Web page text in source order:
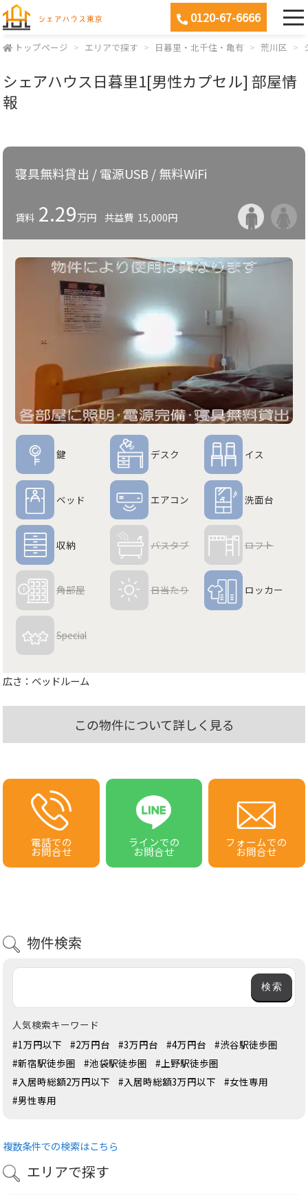
0120-67-6666
トップページ エリアで探す 日暮里・北千住・亀有 荒川区
シェアハウス日暮里1[男性カプセル] 部屋情
報
寝具無料貸出 / 電源USB / 無料WiFi
賃料 2.29万円 共益費 15,000円
鍵 デスク イス
ベッド エアコン 洗面台
収納 バスタブ ロフト
角部屋 日当たり ロッカー
Special
広さ：ベッドルーム
この物件について詳しく見る
電話での
お問合せ
ラインでの
お問合せ
フォームでの
お問合せ
物件検索
人気検索キーワード
#1万円以下
#2万円台 #3万円台 #4万円台
#渋谷駅徒歩圏
#新宿駅徒歩圏
#池袋駅徒歩圏
#上野駅徒歩圏
#入居時総額2万円以下
#入居時総額3万円以下
#女性専用
#男性専用
複数条件での検索はこちら
エリアで探す